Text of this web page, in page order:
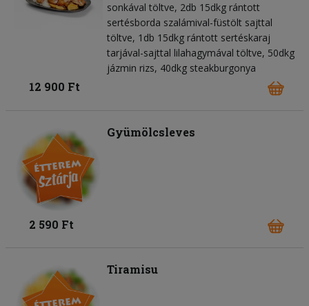
sonkával töltve, 2db 15dkg rántott
sertésborda szalámival-füstölt sajttal
töltve, 1db 15dkg rántott sertéskaraj
tarjával-sajttal lilahagymával töltve, 50dkg
jázmin rizs, 40dkg steakburgonya
12 900 Ft
Gyümölcsleves
2 590 Ft
Tiramisu